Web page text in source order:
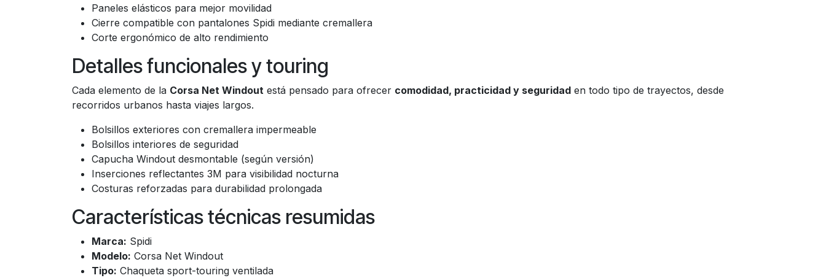
Paneles elásticos para mejor movilidad
Cierre compatible con pantalones Spidi mediante cremallera
Corte ergonómico de alto rendimiento
Detalles funcionales y touring
Cada elemento de la Corsa Net Windout está pensado para ofrecer comodidad, practicidad y seguridad en todo tipo de trayectos, desde
recorridos urbanos hasta viajes largos.
Bolsillos exteriores con cremallera impermeable
Bolsillos interiores de seguridad
Capucha Windout desmontable (según versión)
Inserciones reflectantes 3M para visibilidad nocturna
Costuras reforzadas para durabilidad prolongada
Características técnicas resumidas
Marca: Spidi
Modelo: Corsa Net Windout
Tipo: Chaqueta sport-touring ventilada